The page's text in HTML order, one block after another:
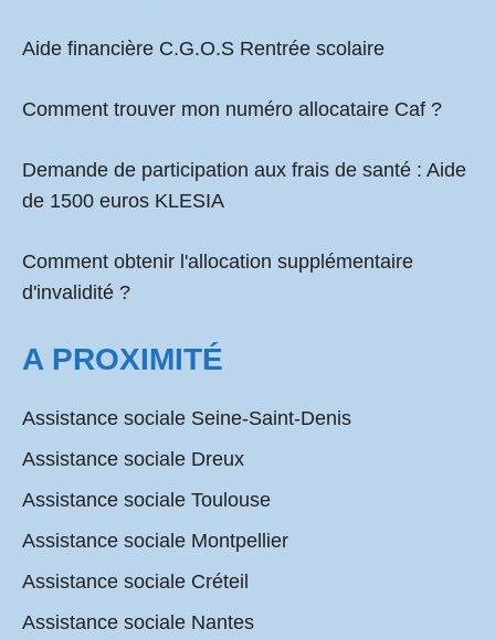
Aide financière C.G.O.S Rentrée scolaire
Comment trouver mon numéro allocataire Caf ?
Demande de participation aux frais de santé : Aide
de 1500 euros KLESIA
Comment obtenir l'allocation supplémentaire
d'invalidité ?
A PROXIMITÉ
Assistance sociale Seine-Saint-Denis
Assistance sociale Dreux
Assistance sociale Toulouse
Assistance sociale Montpellier
Assistance sociale Créteil
Assistance sociale Nantes